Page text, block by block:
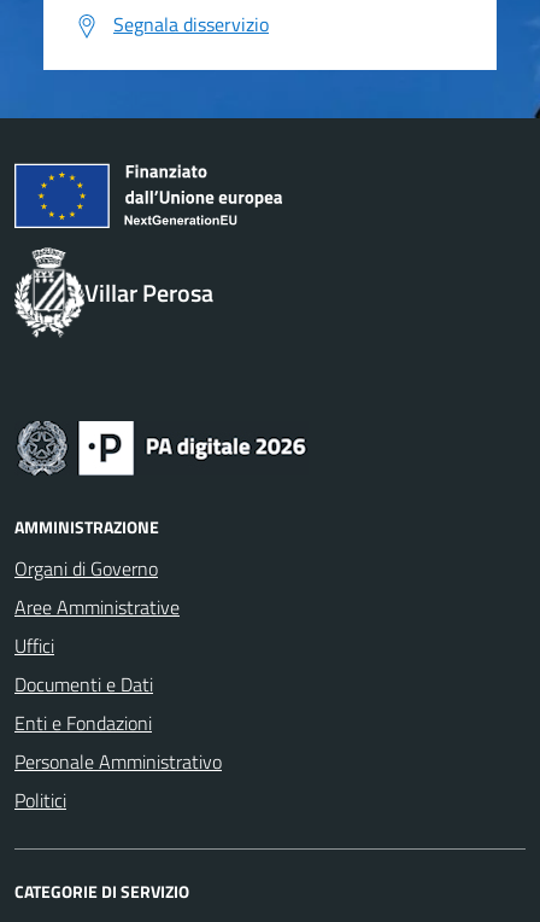
Segnala disservizio
Villar Perosa
AMMINISTRAZIONE
Organi di Governo
Aree Amministrative
Uffici
Documenti e Dati
Enti e Fondazioni
Personale Amministrativo
Politici
CATEGORIE DI SERVIZIO